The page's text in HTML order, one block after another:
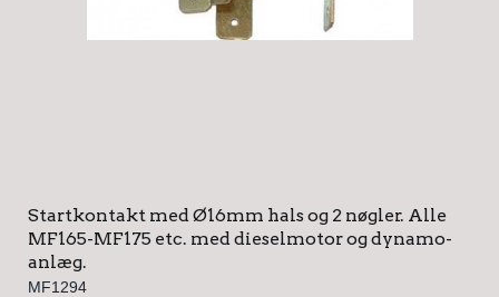
Startkontakt med Ø16mm hals og 2 nøgler. Alle
MF165-MF175 etc. med dieselmotor og dynamo-
anlæg.
MF1294